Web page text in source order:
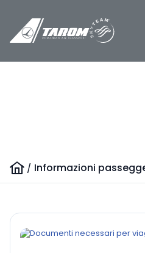
/ Informazioni